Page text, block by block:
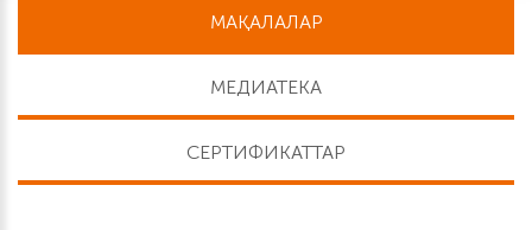
МАҚАЛАЛАР
МЕДИАТЕКА
СЕРТИФИКАТТАР